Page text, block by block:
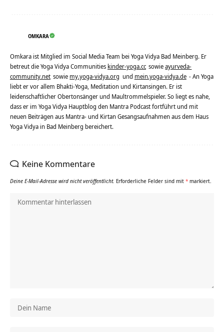
OMKARA
Omkara ist Mitglied im Social Media Team bei Yoga Vidya Bad Meinberg. Er
betreut die Yoga Vidya Communities kinder-yoga.cc sowieayurveda-
community.net sowie my.yoga-vidya.org und mein.yoga-vidya.de - An Yoga
liebt er vor allem Bhakti-Yoga, Meditation und Kirtansingen. Er ist
leidenschaftlicher Obertonsänger und Maultrommelspieler. So liegt es nahe,
dass er im Yoga Vidya Hauptblog den Mantra Podcast fortführt und mit
neuen Beiträgen aus Mantra- und Kirtan Gesangsaufnahmen aus dem Haus
Yoga Vidya in Bad Meinberg bereichert.
Keine Kommentare
Deine E-Mail-Adresse wird nicht veröffentlicht. Erforderliche Felder sind mit * markiert.